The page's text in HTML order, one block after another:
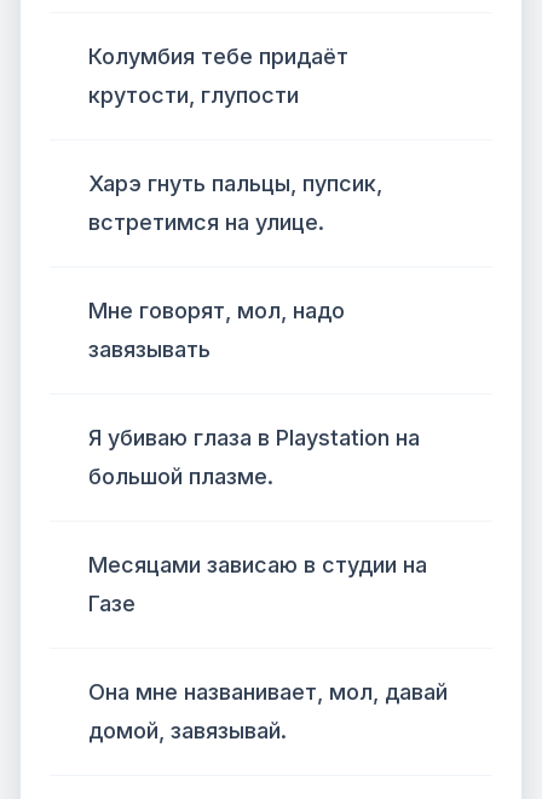
Колумбия тебе придаёт
крутости, глупости
Харэ гнуть пальцы, пупсик,
встретимся на улице.
Мне говорят, мол, надо
завязывать
Я убиваю глаза в Playstation на
большой плазме.
Месяцами зависаю в студии на
Газе
Она мне названивает, мол, давай
домой, завязывай.